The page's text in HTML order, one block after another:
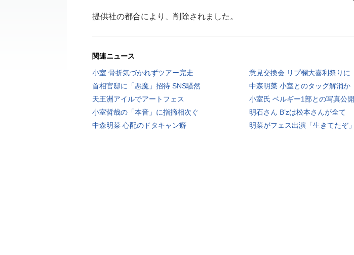
提供社の都合により、削除されました。
関連ニュース
小室 骨折気づかれずツアー完走
意見交換会 リプ欄大喜利祭りに
首相官邸に「悪魔」招待 SNS騒然
中森明菜 小室とのタッグ解消か
天王洲アイルでアートフェス
小室氏 ベルギー1部との写真公開
小室哲哉の「本音」に指摘相次ぐ
明石さん B’zは松本さんが全て
中森明菜 心配のドタキャン癖
明菜がフェス出演「生きてたぞ」